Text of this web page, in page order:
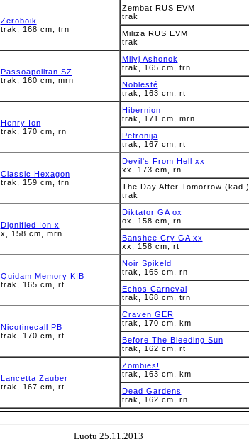
Zeroboik
trak, 168 cm, trn
Zembat RUS EVM
trak
Miliza RUS EVM
trak
Passoapolitan SZ
trak, 160 cm, mrn
Milyj Ashonok
trak, 165 cm, trn
Noblesté
trak, 163 cm, rt
Henry Ion
trak, 170 cm, rn
Hibernion
trak, 171 cm, mrn
Petronija
trak, 167 cm, rt
Classic Hexagon
trak, 159 cm, trn
Devil's From Hell xx
xx, 173 cm, rn
The Day After Tomorrow (kad.)
trak
Dignified Ion x
x, 158 cm, mrn
Diktator GA ox
ox, 158 cm, rn
Banshee Cry GA xx
xx, 158 cm, rt
Quidam Memory KIB
trak, 165 cm, rt
Noir Spikeld
trak, 165 cm, rn
Echos Carneval
trak, 168 cm, trn
Nicotinecall PB
trak, 170 cm, rt
Craven GER
trak, 170 cm, km
Before The Bleeding Sun
trak, 162 cm, rt
Lancetta Zauber
trak, 167 cm, rt
Zombies!
trak, 163 cm, km
Dead Gardens
trak, 162 cm, rn
Luotu 25.11.2013